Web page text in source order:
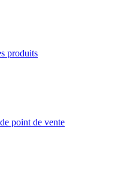
produits
point de vente